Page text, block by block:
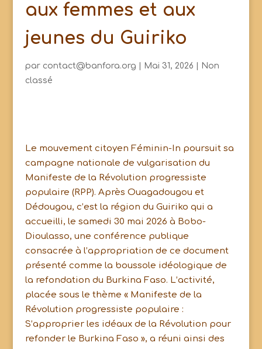
aux femmes et aux
jeunes du Guiriko
par contact@banfora.org Mai 31, 2026
Non
classé
Le mouvement citoyen Féminin-In poursuit sa
campagne nationale de vulgarisation du
Manifeste de la Révolution progressiste
populaire (RPP). Après Ouagadougou et
Dédougou, c’est la région du Guiriko qui a
accueilli, le samedi 30 mai 2026 à Bobo-
Dioulasso, une conférence publique
consacrée à l’appropriation de ce document
présenté comme la boussole idéologique de
la refondation du Burkina Faso. L’activité,
placée sous le thème « Manifeste de la
Révolution progressiste populaire :
S’approprier les idéaux de la Révolution pour
refonder le Burkina Faso », a réuni ainsi des